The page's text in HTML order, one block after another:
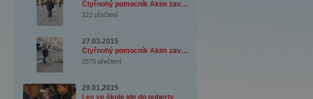
Čtyřnohý pomocník Akim zavítal ke svému maj ...
222 přečtení
27.03.2015
Čtyřnohý pomocník Akim zavítal ke svému maj ...
2575 přečtení
29.01.2015
Les ve škole jde do puberty